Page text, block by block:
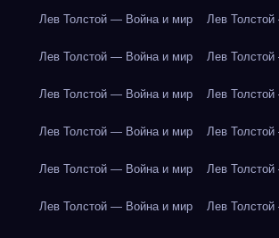
Лев Толстой — Война и мир Лев
Лев Толстой — Война и мир Лев
Лев Толстой — Война и мир Лев
Лев Толстой — Война и мир Лев
Лев Толстой — Война и мир Лев
Лев Толстой — Война и мир Лев